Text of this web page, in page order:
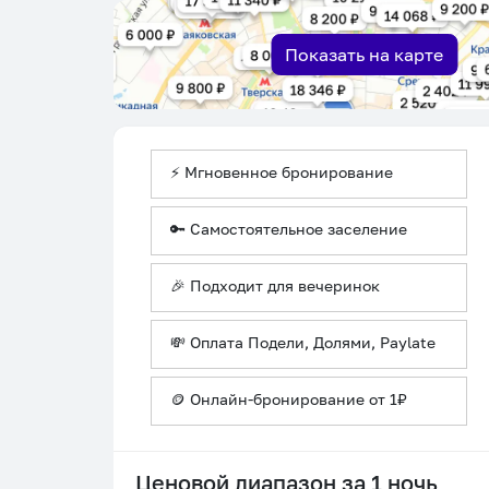
Показать на карте
⚡ Мгновенное бронирование
🔑 Самостоятельное заселение
🎉 Подходит для вечеринок
💸 Оплата Подели, Долями, Paylate
🪙 Онлайн-бронирование от 1₽
Ценовой диапазон за 1 ночь